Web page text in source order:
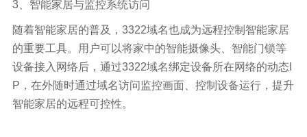
3、智能家居与监控系统访问
随着智能家居的普及，3322域名也成为远程控制智能家居
的重要工具。用户可以将家中的智能摄像头、智能门锁等
设备接入网络后，通过3322域名绑定设备所在网络的动态I
P，在外随时通过域名访问监控画面、控制设备运行，提升
智能家居的远程可控性。